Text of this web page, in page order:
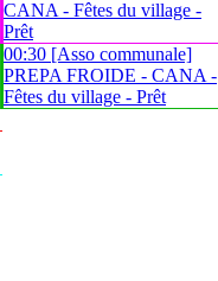
CANA - Fêtes du village -
Prêt
00:30 [Asso communale]
PREPA FROIDE - CANA -
Fêtes du village - Prêt